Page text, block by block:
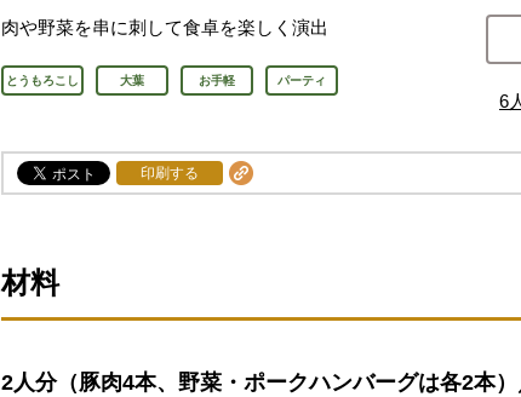
肉や野菜を串に刺して食卓を楽しく演出
とうもろこし 大葉 お手軽 パーティ
6
印刷する
材料
2人分（豚肉4本、野菜・ポークハンバーグは各2本